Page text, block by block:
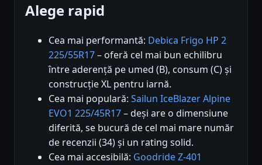
Alege rapid
Cea mai performantă: Debica Frigo HP 2
225/55R17– oferă cel mai bun echilibru
între aderență pe umed (B), consum (C) și
construcție XL pentru iarnă.
Cea mai populară: Sailun IceBlazer Alpine
EVO1 225/45R17– deși are o dimensiune
diferită, se bucură de cel mai mare număr
de recenzii (34) și un rating solid.
Cea mai accesibilă: Goodride Z-401